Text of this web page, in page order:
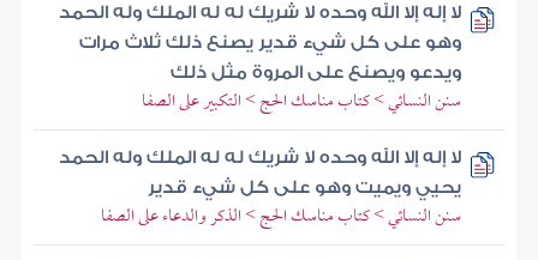
لا إله إلا الله وحده لا شريك له له الملك وله الحمد
وهو على كل شيء قدير يصنع ذلك ثلاث مرات
ويدعو ويصنع على المروة مثل ذلك
سنن النسائي > كتاب مناسك الحج > التكبير على الصفا
لا إله إلا الله وحده لا شريك له له الملك وله الحمد
يحيي ويميت وهو على كل شيء قدير
سنن النسائي > كتاب مناسك الحج > الذكر والدعاء على الصفا